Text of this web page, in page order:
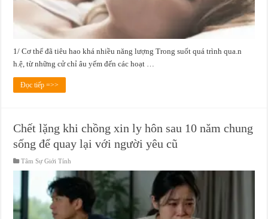
1/ Cơ thể đã tiêu hao khá nhiều năng lượng Trong suốt quá trình qua.n
h.ệ, từ những cử chỉ âu yếm đến các hoạt …
Đọc tiếp =>>
Chết lặng khi chồng xin ly hôn sau 10 năm chung
sống để quay lại với người yêu cũ
Tâm Sự Giới Tính